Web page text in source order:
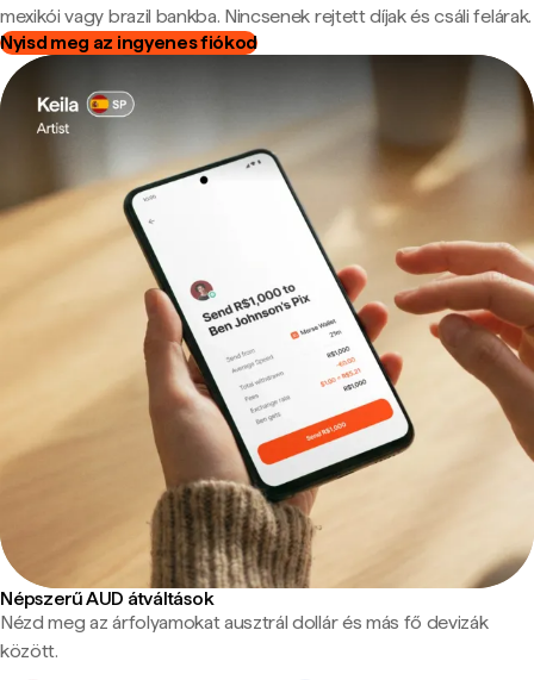
mexikói vagy brazil bankba. Nincsenek rejtett díjak és csáli felárak.
Nyisd meg az ingyenes fiókod
Népszerű AUD átváltások
Nézd meg az árfolyamokat ausztrál dollár és más fő devizák
között.